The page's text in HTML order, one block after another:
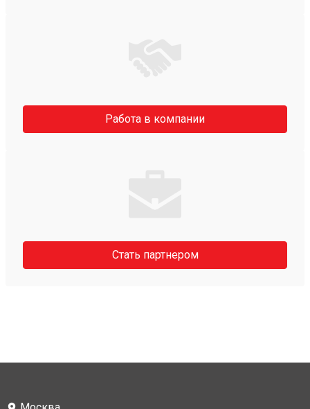
Работа в компании
Стать партнером